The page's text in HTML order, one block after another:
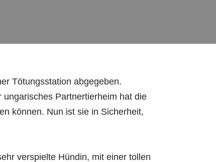
Tötungsstation abgegeben.
Partnertierheim hat die
können. Nun ist sie in Sicherheit,
verspielte Hündin, mit einer tollen